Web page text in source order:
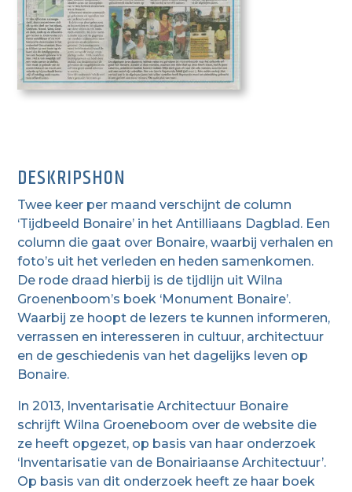
DESKRIPSHON
Twee keer per maand verschijnt de column
‘Tijdbeeld Bonaire’ in het Antilliaans Dagblad. Een
column die gaat over Bonaire, waarbij verhalen en
foto’s uit het verleden en heden samenkomen.
De rode draad hierbij is de tijdlijn uit Wilna
Groenenboom’s boek ‘Monument Bonaire’.
Waarbij ze hoopt de lezers te kunnen informeren,
verrassen en interesseren in cultuur, architectuur
en de geschiedenis van het dagelijks leven op
Bonaire.
In 2013, Inventarisatie Architectuur Bonaire
schrijft Wilna Groeneboom over de website die
ze heeft opgezet, op basis van haar onderzoek
‘Inventarisatie van de Bonairiaanse Architectuur’.
Op basis van dit onderzoek heeft ze haar boek